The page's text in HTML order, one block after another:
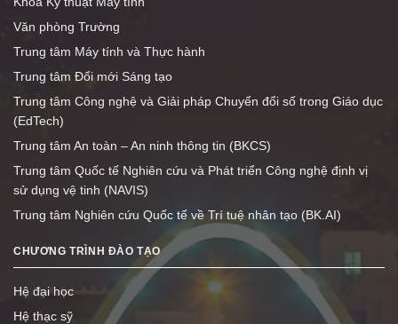
Văn phòng Trường
Trung tâm Máy tính và Thực hành
Trung tâm Đổi mới Sáng tạo
Trung tâm Công nghệ và Giải pháp Chuyển đổi số trong Giáo dục
(EdTech)
Trung tâm An toàn – An ninh thông tin (BKCS)
Trung tâm Quốc tế Nghiên cứu và Phát triển Công nghệ định vị
sử dụng vệ tinh (NAVIS)
Trung tâm Nghiên cứu Quốc tế về Trí tuệ nhân tạo (BK.AI)
CHƯƠNG TRÌNH ĐÀO TẠO
Hệ đại học
Hệ thạc sỹ